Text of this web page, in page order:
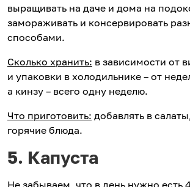
выращивать на даче и дома на
замораживать и консервировать
способами.
Сколько хранить: в зависимости от
и упаковки в холодильнике – от
а кинзу – всего одну неделю.
Что приготовить: добавлять в
горячие блюда.
5. Капуста
Не забываем, что в день нужно есть